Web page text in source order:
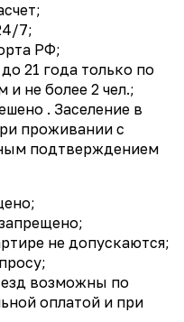
7;
РФ;
21 года только по
не более 2 чел.;
. Заселение в
проживании с
подтверждением
не допускаются;
возможны по
оплатой и при